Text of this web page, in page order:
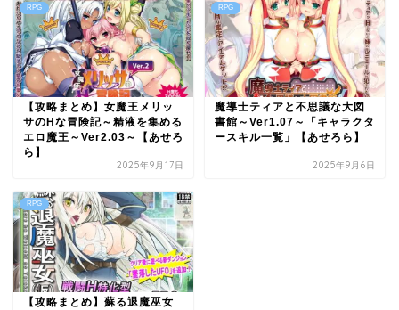
RPG
【攻略まとめ】女魔王メリッ
サのHな冒険記～精液を集める
エロ魔王～Ver2.03～【あせろ
ら】
2025年9月17日
RPG
魔導士ティアと不思議な大図
書館～Ver1.07～「キャラクタ
ースキル一覧」【あせろら】
2025年9月6日
RPG
【攻略まとめ】蘇る退魔巫女